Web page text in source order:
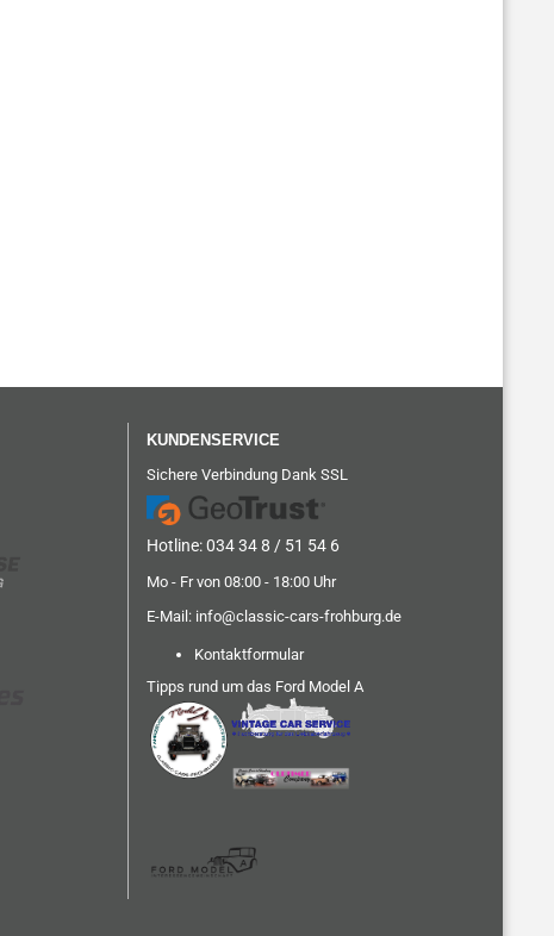
KUNDENSERVICE
Sichere Verbindung Dank SSL
Hotline: 034 34 8 / 51 54 6
Mo - Fr von 08:00 - 18:00 Uhr
E-Mail: info@classic-cars-frohburg.de
Kontaktformular
Tipps rund um das Ford Model A